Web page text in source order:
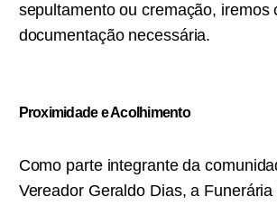
sepultamento ou cremação, iremos
documentação necessária.
Proximidade e Acolhimento
Como parte integrante da
Vereador Geraldo Dias, a